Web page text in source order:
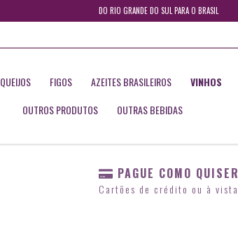
DO RIO GRANDE DO SUL PARA O BRASIL
QUEIJOS FIGOS AZEITES BRASILEIROS VINHOS
OUTROS PRODUTOS
OUTRAS BEBIDAS
PAGUE COMO QUISER
Cartões de crédito ou à vista